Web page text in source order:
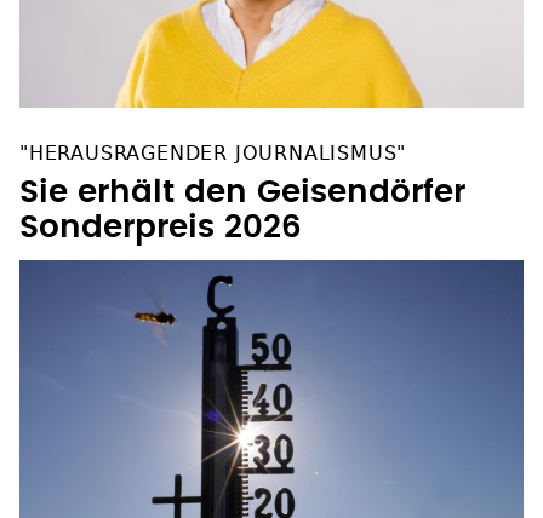
"HERAUSRAGENDER JOURNALISMUS"
Sie erhält den Geisendörfer
Sonderpreis 2026